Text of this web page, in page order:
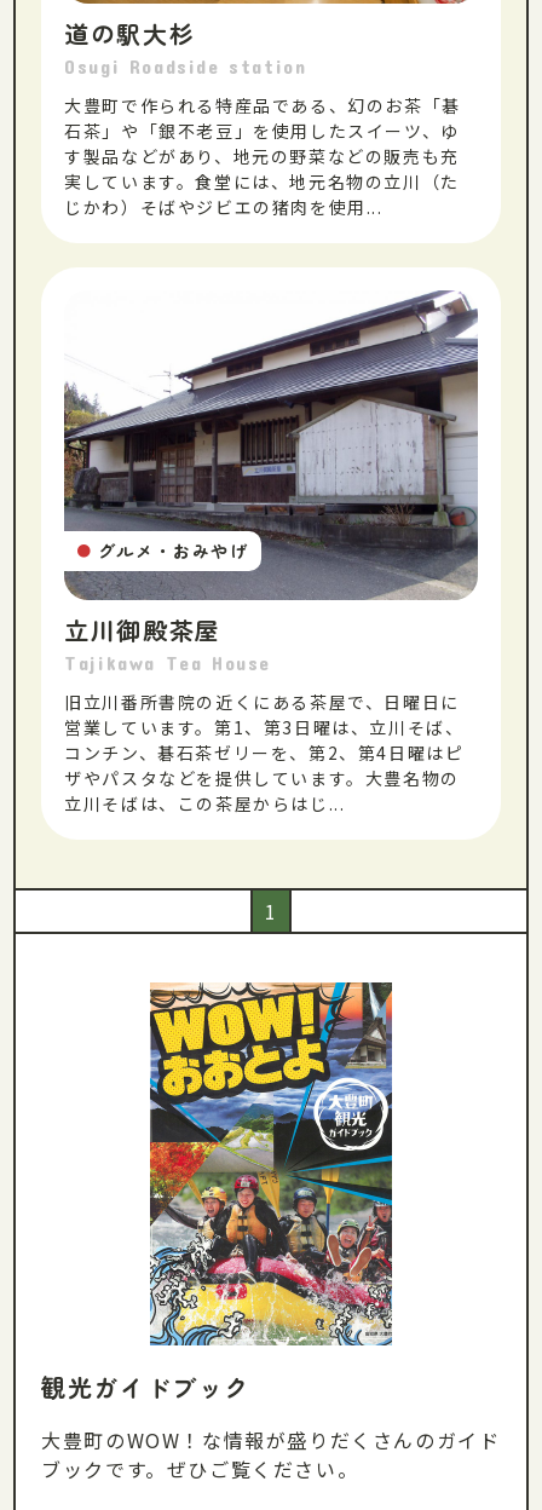
道の駅大杉
Osugi Roadside station
大豊町で作られる特産品である、幻のお茶「碁
石茶」や「銀不老豆」を使用したスイーツ、ゆ
す製品などがあり、地元の野菜などの販売も充
実しています。食堂には、地元名物の立川（た
じかわ）そばやジビエの猪肉を使用...
● グルメ・おみやげ
立川御殿茶屋
Tajikawa Tea House
旧立川番所書院の近くにある茶屋で、日曜日に
営業しています。第1、第3日曜は、立川そば、
コンチン、碁石茶ゼリーを、第2、第4日曜はピ
ザやパスタなどを提供しています。大豊名物の
立川そばは、この茶屋からはじ...
1
観光ガイドブック
大豊町のWOW！な情報が盛りだくさんのガイド
ブックです。ぜひご覧ください。